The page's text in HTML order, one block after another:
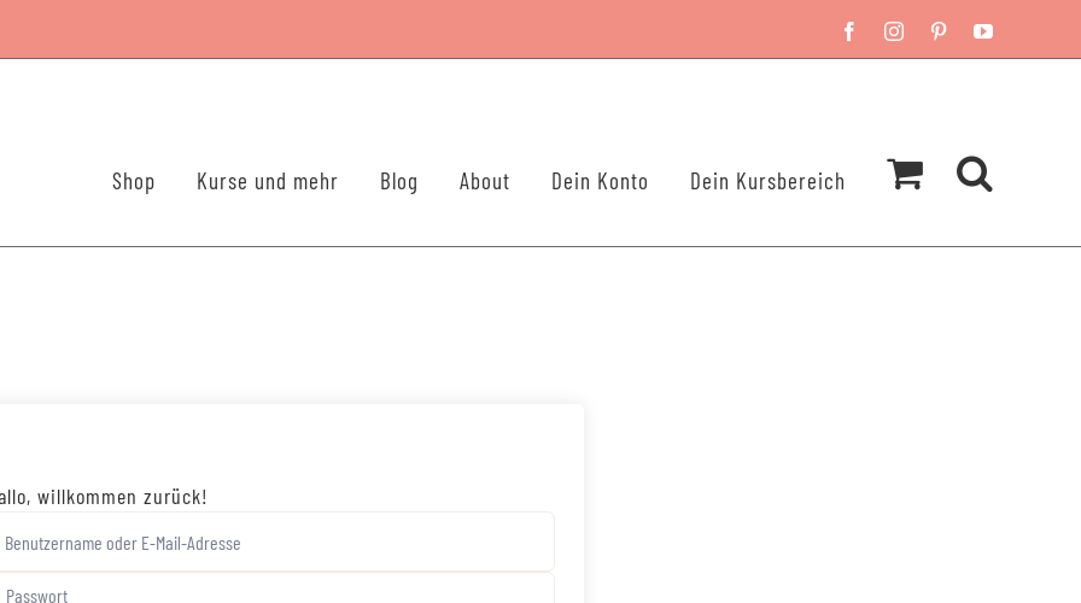
FacebookInstagram
Pinterest
Shop Kurse und mehr Blog About Dein Konto Dein Kursbereich
willkommen zurück!